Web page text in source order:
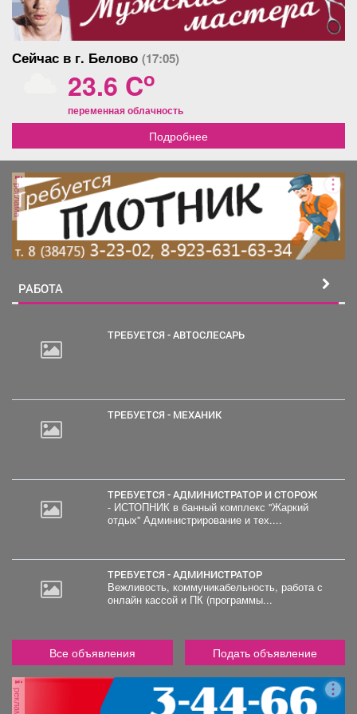
Сейчас в г. Белово (17:05)
23.6 Co
переменная облачность
Подробнее
реклама
РАБОТА
ТРЕБУЕТСЯ - АВТОСЛЕСАРЬ
ТРЕБУЕТСЯ - МЕХАНИК
ТРЕБУЕТСЯ - АДМИНИСТРАТОР И СТОРОЖ
- ИСТОПНИК в банный комплекс "Жаркий
отдых" Администрирование и тех....
ТРЕБУЕТСЯ - АДМИНИСТРАТОР
Вежливость, коммуникабельность, работа с
онлайн кассой и ПК (программы...
Все объявления Подать объявление
реклама